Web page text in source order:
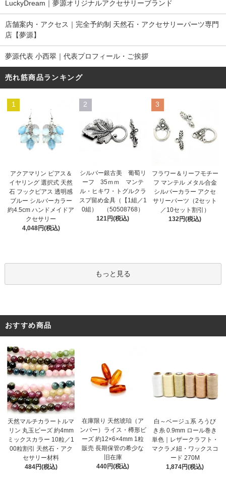
LuckyDream｜夢源オリジナルアクセサリーブランド
店舗案内・アクセス｜完全予約制 天然石・アクセサリーパーツ専門
店【夢源】
夢源代表 小西翠｜代表プロフィール・ご挨拶
売れ筋商品ランキング
1
アクアマリン ピアス＆
イヤリング 選択式 天然
石 フックピアス 透明感
ブルー シルバーカラー
約4.5cm ハンドメイドア
クセサリー
4,048円(税込)
2
シルバー銀古美 葡萄リ
ーフ 35ｍｍ マンテ
ル・ヒキワ・トグルクラ
スプ留め金具（【1組／1
0組） （50508768）
121円(税込)
3
フラワー＆リーフモチー
フ マンテル メタル合金
シルバーカラー アクセ
サリーパーツ（2セット
／10セット割引）
132円(税込)
もっと見る
おすすめ商品
天然マルチカラートルマ
リン 丸玉ビーズ 約4mm
ミックスカラー 10粒／1
00粒割引 天然石・アク
セサリー材料
484円(税込)
在庫限り 天然琥珀（ア
ンバー）ライス・樽形ビ
ーズ 約12×6×4mm 1粒
販売 長期保管の希少な
旧在庫
440円(税込)
白～ベージュ系 ろうび
き糸 0.9mm ロール巻き
単色｜レザークラフト・
マクラメ紐・ワックスコ
ード 270M
1,874円(税込)